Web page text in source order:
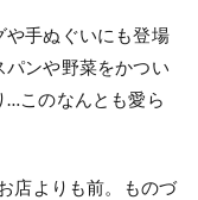
や手ぬぐいにも登場
パンや野菜をかつい
…このなんとも愛ら
店よりも前。ものづ